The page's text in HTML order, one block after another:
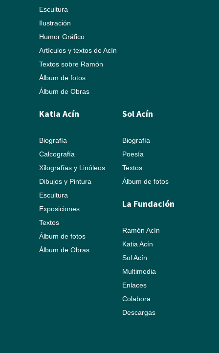
Escultura
Ilustración
Humor Gráfico
Artículos y textos de Acín
Textos sobre Ramón
Álbum de fotos
Álbum de Obras
Katia Acín
Biografía
Calcografía
Xilografías y Linóleos
Dibujos y Pintura
Escultura
Exposiciones
Textos
Álbum de fotos
Álbum de Obras
Sol Acín
Biografía
Poesía
Textos
Álbum de fotos
La Fundación
Ramón Acín
Katia Acín
Sol Acín
Multimedia
Enlaces
Colabora
Descargas